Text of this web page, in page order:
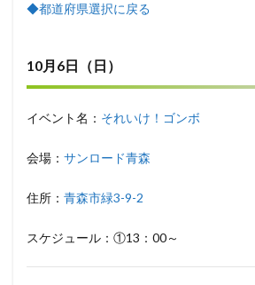
◆都道府県選択に戻る
10月6日（日）
イベント名： それいけ！ゴンボ
会場： サンロード青森
住所： 青森市緑3-9-2
スケジュール：①13：00～